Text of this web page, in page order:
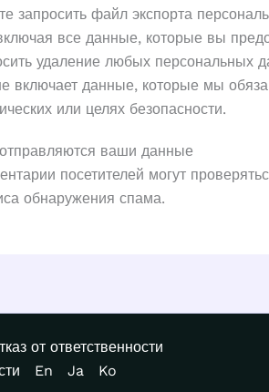
запросить файл экспорта
все данные, которые вы
удаление любых персональных
включает данные, которые мы
или целях безопасности.
ваши данные
посетителей могут
обнаружения спама.
от ответственности
En Ja Ko